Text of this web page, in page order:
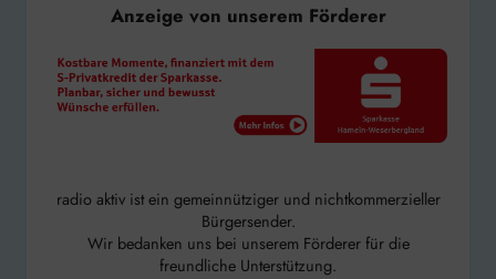
Anzeige von unserem Förderer
radio aktiv ist ein gemeinnütziger und nichtkommerzieller
Bürgersender.
Wir bedanken uns bei unserem Förderer für die
freundliche Unterstützung.